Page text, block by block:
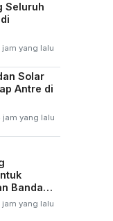
Seluruh
yang lalu
Solar
Antre di
yang lalu
Bandara
yang lalu